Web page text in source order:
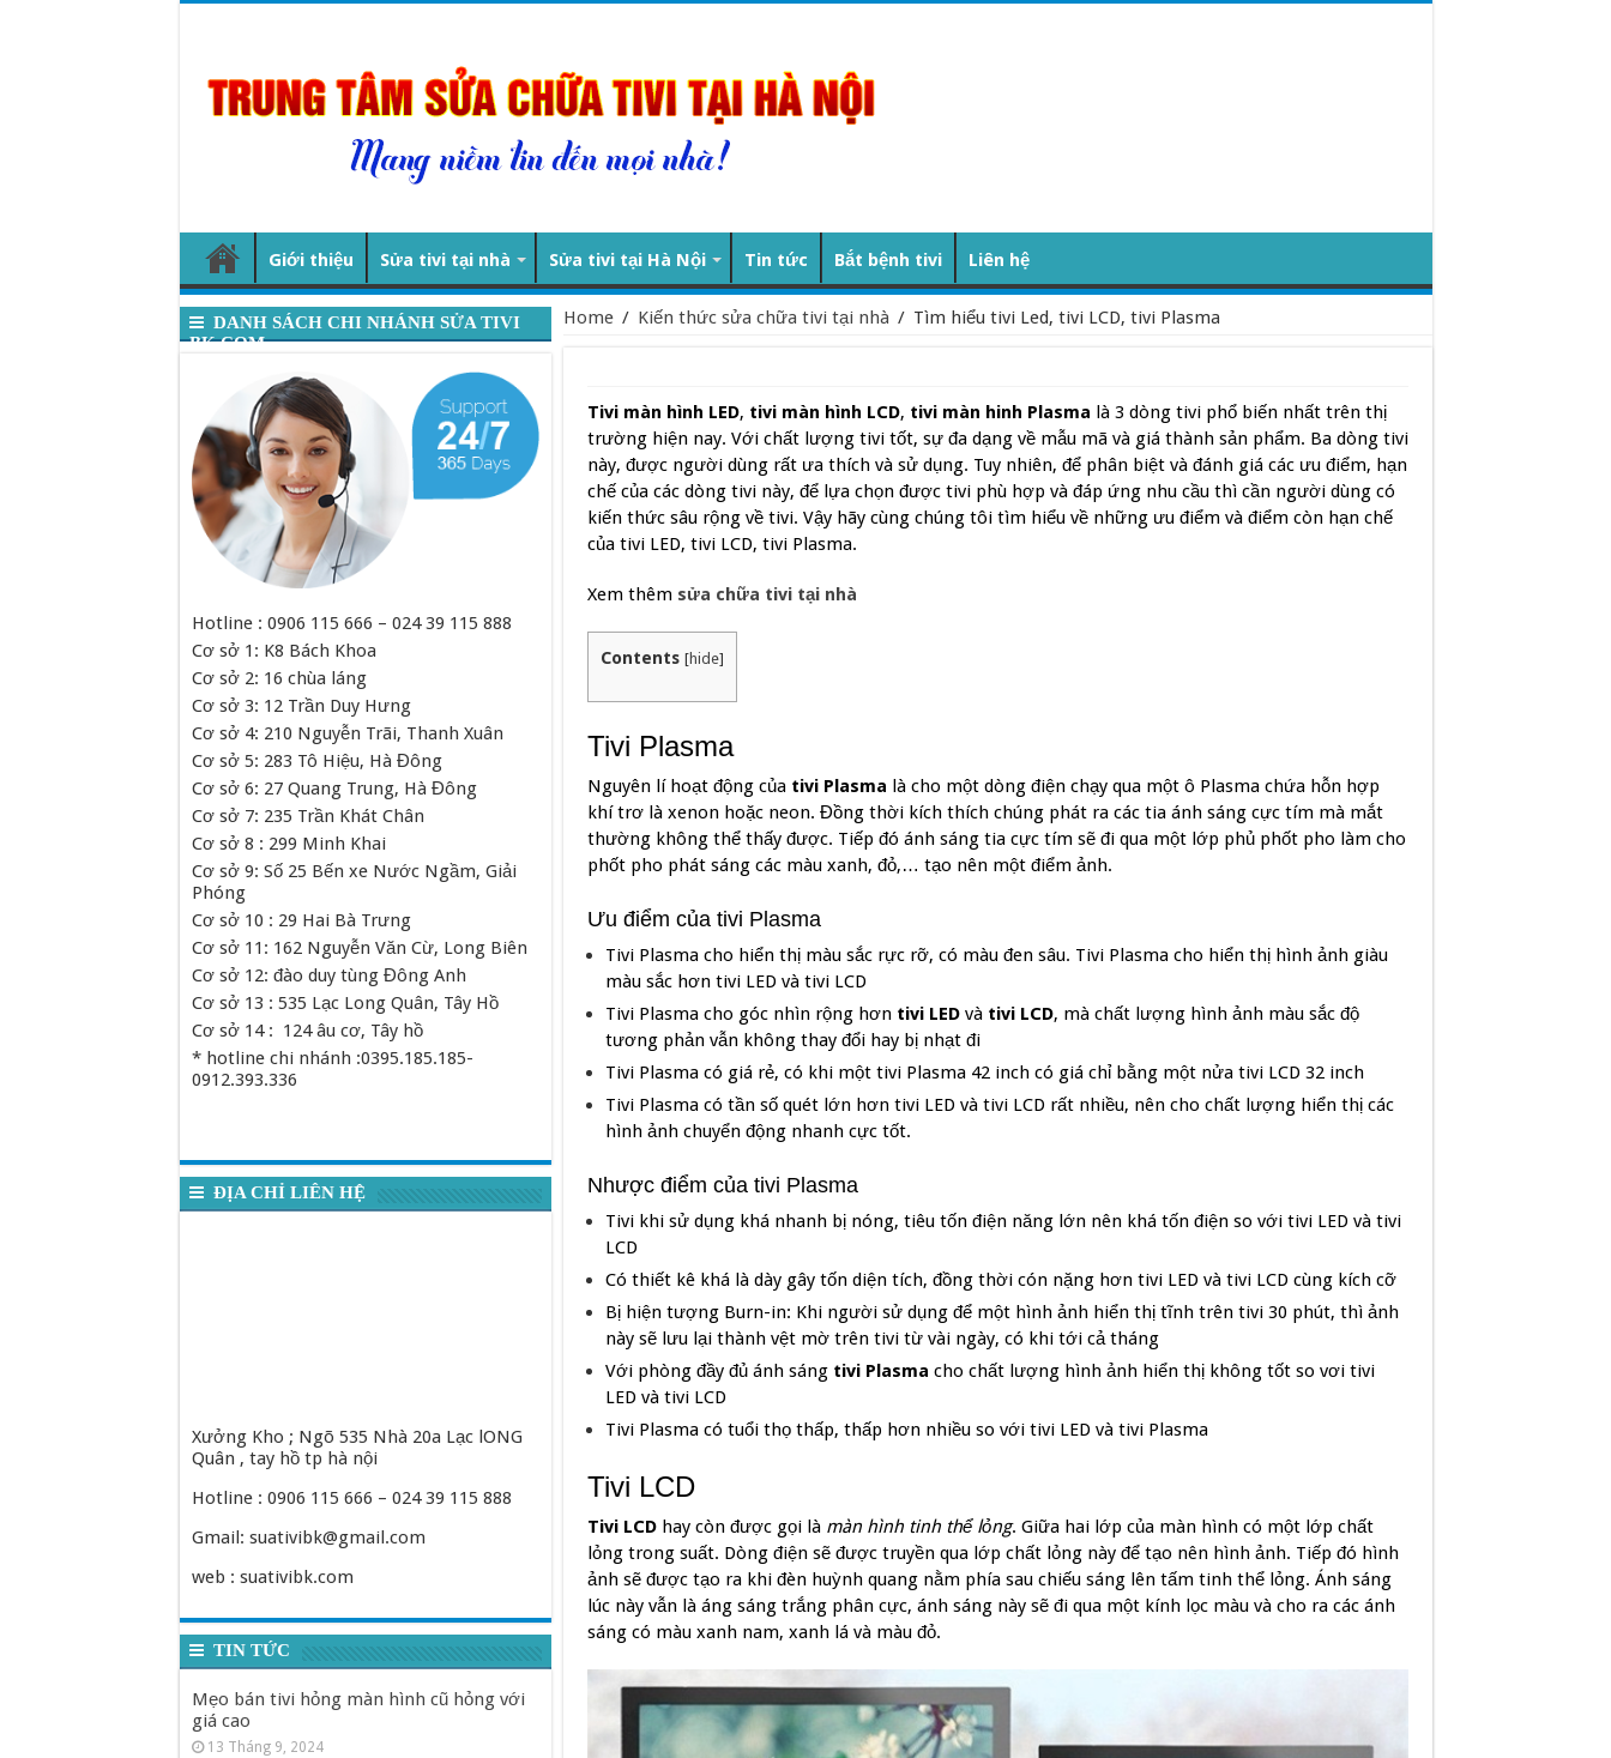
Giới thiệu Sửa tivi tại nhà Sửa tivi tại Hà Nội Tin tức Bắt bệnh tivi Liên hệ
Home / Kiến thức sửa chữa tivi tại nhà / Tìm hiểu tivi Led, tivi LCD, tivi Plasma
Tivi màn hình LED, tivi màn hình LCD, tivi màn hinh Plasma là 3 dòng tivi phổ biến nhất trên thị
trường hiện nay. Với chất lượng tivi tốt, sự đa dạng về mẫu mã và giá thành sản phẩm. Ba dòng tivi
này, được người dùng rất ưa thích và sử dụng. Tuy nhiên, để phân biệt và đánh giá các ưu điểm, hạn
chế của các dòng tivi này, để lựa chọn được tivi phù hợp và đáp ứng nhu cầu thì cần người dùng có
kiến thức sâu rộng về tivi. Vậy hãy cùng chúng tôi tìm hiểu về những ưu điểm và điểm còn hạn chế
của tivi LED, tivi LCD, tivi Plasma.
Xem thêm sửa chữa tivi tại nhà
Contents [hide]
Tivi Plasma
Nguyên lí hoạt động của tivi Plasma là cho một dòng điện chạy qua một ô Plasma chứa hỗn hợp
khí trơ là xenon hoặc neon. Đồng thời kích thích chúng phát ra các tia ánh sáng cực tím mà mắt
thường không thể thấy được. Tiếp đó ánh sáng tia cực tím sẽ đi qua một lớp phủ phốt pho làm cho
phốt pho phát sáng các màu xanh, đỏ,… tạo nên một điểm ảnh.
Ưu điểm của tivi Plasma
Tivi Plasma cho hiển thị màu sắc rực rỡ, có màu đen sâu. Tivi Plasma cho hiển thị hình ảnh giàu
màu sắc hơn tivi LED và tivi LCD
Tivi Plasma cho góc nhìn rộng hơn tivi LEDvà tivi LCD, mà chất lượng hình ảnh màu sắc độ
tương phản vẫn không thay đổi hay bị nhạt đi
Tivi Plasma có giá rẻ, có khi một tivi Plasma 42 inch có giá chỉ bằng một nửa tivi LCD 32 inch
Tivi Plasma có tần số quét lớn hơn tivi LED và tivi LCD rất nhiều, nên cho chất lượng hiển thị các
hình ảnh chuyển động nhanh cực tốt.
Nhược điểm của tivi Plasma
Tivi khi sử dụng khá nhanh bị nóng, tiêu tốn điện năng lớn nên khá tốn điện so với tivi LED và tivi
LCD
Có thiết kê khá là dày gây tốn diện tích, đồng thời cón nặng hơn tivi LED và tivi LCD cùng kích cỡ
Bị hiện tượng Burn-in: Khi người sử dụng để một hình ảnh hiển thị tĩnh trên tivi 30 phút, thì ảnh
này sẽ lưu lại thành vệt mờ trên tivi từ vài ngày, có khi tới cả tháng
Với phòng đầy đủ ánh sángtivi Plasma cho chất lượng hình ảnh hiển thị không tốt so vơi tivi
LED và tivi LCD
Tivi Plasma có tuổi thọ thấp, thấp hơn nhiều so với tivi LED và tivi Plasma
Tivi LCD
Tivi LCDhay còn được gọi làmàn hình tinh thể lỏng. Giữa hai lớp của màn hình có một lớp chất
lỏng trong suất. Dòng điện sẽ được truyền qua lớp chất lỏng này để tạo nên hình ảnh. Tiếp đó hình
ảnh sẽ được tạo ra khi đèn huỳnh quang nằm phía sau chiếu sáng lên tấm tinh thể lỏng. Ánh sáng
lúc này vẫn là áng sáng trắng phân cực, ánh sáng này sẽ đi qua một kính lọc màu và cho ra các ánh
sáng có màu xanh nam, xanh lá và màu đỏ.
DANH SÁCH CHI NHÁNH SỬA TIVI
BK.COM
Hotline : 0906 115 666 – 024 39 115 888
Cơ sở 1: K8 Bách Khoa
Cơ sở 2: 16 chùa láng
Cơ sở 3: 12 Trần Duy Hưng
Cơ sở 4: 210 Nguyễn Trãi, Thanh Xuân
Cơ sở 5: 283 Tô Hiệu, Hà Đông
Cơ sở 6: 27 Quang Trung, Hà Đông
Cơ sở 7: 235 Trần Khát Chân
Cơ sở 8 : 299 Minh Khai
Cơ sở 9: Số 25 Bến xe Nước Ngầm, Giải
Phóng
Cơ sở 10 : 29 Hai Bà Trưng
Cơ sở 11: 162 Nguyễn Văn Cừ, Long Biên
Cơ sở 12: đào duy tùng Đông Anh
Cơ sở 13 : 535 Lạc Long Quân, Tây Hồ
Cơ sở 14 : 124 âu cơ, Tây hồ
* hotline chi nhánh :0395.185.185-
0912.393.336
ĐỊA CHỈ LIÊN HỆ
Xưởng Kho ; Ngõ 535 Nhà 20a Lạc lONG
Quân , tay hồ tp hà nội
Hotline : 0906 115 666 – 024 39 115 888
Gmail: suativibk@gmail.com
web : suativibk.com
TIN TỨC
Mẹo bán tivi hỏng màn hình cũ hỏng với
giá cao
13 Tháng 9, 2024